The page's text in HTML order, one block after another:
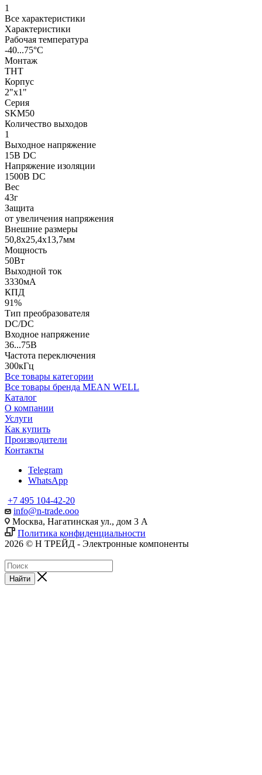
1
Все характеристики
Характеристики
Рабочая температура
-40...75°C
Монтаж
THT
Корпус
2"x1"
Серия
SKM50
Количество выходов
1
Выходное напряжение
15В DC
Напряжение изоляции
1500В DC
Вес
43г
Защита
от увеличения напряжения
Внешние размеры
50,8x25,4x13,7мм
Мощность
50Вт
Выходной ток
3330мА
КПД
91%
Тип преобразователя
DC/DC
Входное напряжение
36...75В
Частота переключения
300кГц
Все товары категории
Все товары бренда MEAN WELL
Каталог
О компании
Услуги
Как купить
Производители
Контакты
Telegram
WhatsApp
+7 495 104-42-20
info@n-trade.ooo
Москва, Нагатинская ул., дом 3 А
Политика конфиденциальности
2026 © Н ТРЕЙД - Электронные компоненты
Найти